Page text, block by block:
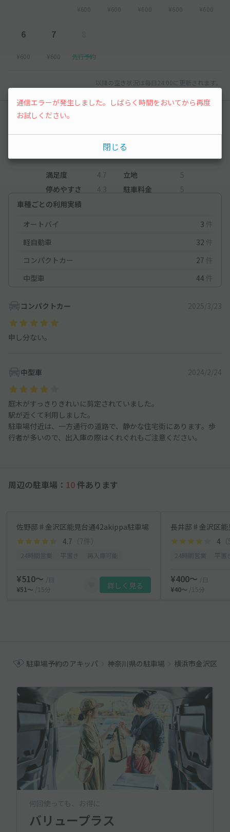
¥600 ¥600 ¥600 ¥600 ¥600
6
¥600
7
¥600 先行予約
以降の空き状況は毎日24:00に更新されます。
レビュー
満足度 4.7 立地
5
停めやすさ
4.3 駐車料金
5
車種ごとの利用実績
オートバイ
3 件
軽自動車
32 件
コンパクトカー
27 件
中型車
44 件
コンパクトカー 2025/3/23
申し分ない。
中型車 2024/2/24
庭木がすっきりきれいに剪定されていました。
駅が近くて利用しました。
駐車場付近は、一方通行の道路で、静かな住宅街にあります。歩
行者が多いので、出入庫の際はくれぐれもご注意ください。
周辺の駐車場： 10 件あります
佐野邸♯金沢区能見台通42akippa駐車場
4.7 （7件）
¥510〜
/日
¥51〜
/15分 詳しく見る
4
¥400〜
/日
¥40〜
/15分
駐車場予約のアキッパ 神奈川県の駐車場 横浜市金沢区の
通信エラーが発生しました。しばらく時間をおいてから再度
お試しください。
閉じる
何回使っても、お得に
バリュープラス